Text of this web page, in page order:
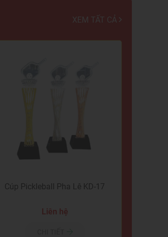
XEM TẤT CẢ
Cúp Pickleball Pha Lê KD-17
Liên hệ